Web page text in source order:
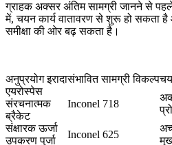
ग्राहक अक्सर अंतिम सामग्री जानने से
में, चयन कार्य वातावरण से शुरू हो सकता है
समीक्षा की ओर बढ़ सकता है।
अनुप्रयोग इरादासंभावित सामग्री विकल्प
एयरोस्पेस
संरचनात्मक
ब्रैकेट
Inconel 718
संक्षारक ऊर्जा
उपकरण पुर्जा
Inconel 625